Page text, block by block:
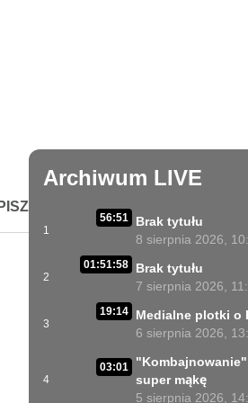
Enter
fullscreenArchiwum LIVE
1
56:51
Brak tytułu
8 sierpnia 2026,
2
01:51:58
Brak tytułu
7 sierpnia 2026,
3
19:14
Medialne plotki o
6 sierpnia 2026,
4
03:01
super mąkę
5 sierpnia 2026,